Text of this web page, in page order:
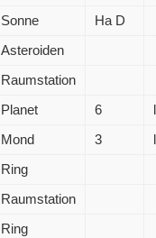
Sonne
Ha D
Asteroiden
Raumstation
Planet 6
Mond 3
Ring
Raumstation
Ring